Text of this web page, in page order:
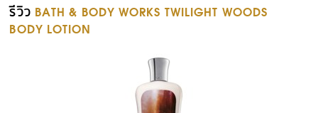
รีวิว BATH & BODY WORKS TWILIGHT WOODS
BODY LOTION